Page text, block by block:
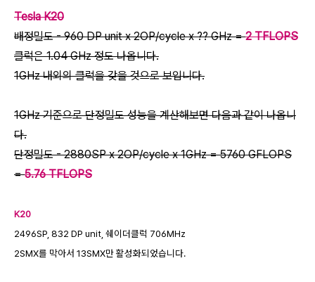
Tesla K20
배정밀도 - 960 DP unit x 2OP/cycle x ?? GHz =2 TFLOPS
클럭은 1.04 GHz 정도 나옵니다.
1GHz 내외의 클럭을 갖을 것으로 보입니다.
1GHz 기준으로 단정밀도 성능을 계산해보면 다음과 같이 나옵니
다.
단정밀도 - 2880SP x 2OP/cycle x 1GHz = 5760 GFLOPS
=5.76 TFLOPS
K20
2496SP, 832 DP unit, 쉐이더클럭 706MHz
2SMX를 막아서 13SMX만 활성화되었습니다.